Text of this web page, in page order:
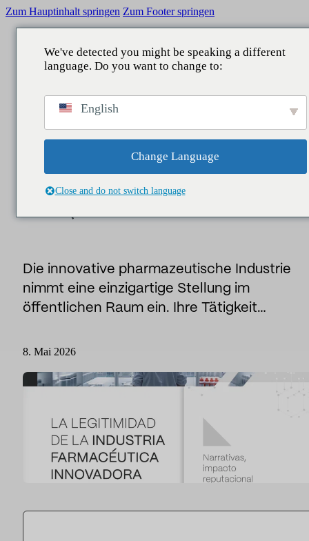
Zum Hauptinhalt springen Zum Footer springen
Legislative
Datensee
Kontaktstelle
IA-Assistenten
Unternehmenskommunikation
Reputation und Marke
Manager und Führungskräfte
Marketing und Sponsoring
Zielgruppen und Gebiet
Öffentliche Einrichtungen
Studien
Business Intelligence
Nachrichten
/Berichte/ Die Legitimität der innovativen
pharmazeutischen Industrie 2026 Q1
Information,
DIE LEGITIMITÄT DER INNOVATIVEN
PHARMAZEUTISCHEN INDUSTRIE
2026 Q1
Die innovative pharmazeutische Industrie
nimmt eine einzigartige Stellung im
öffentlichen Raum ein. Ihre Tätigkeit…
8. Mai 2026
We've detected you might be speaking a different
language. Do you want to change to:
English
Change Language
Close and do not switch language